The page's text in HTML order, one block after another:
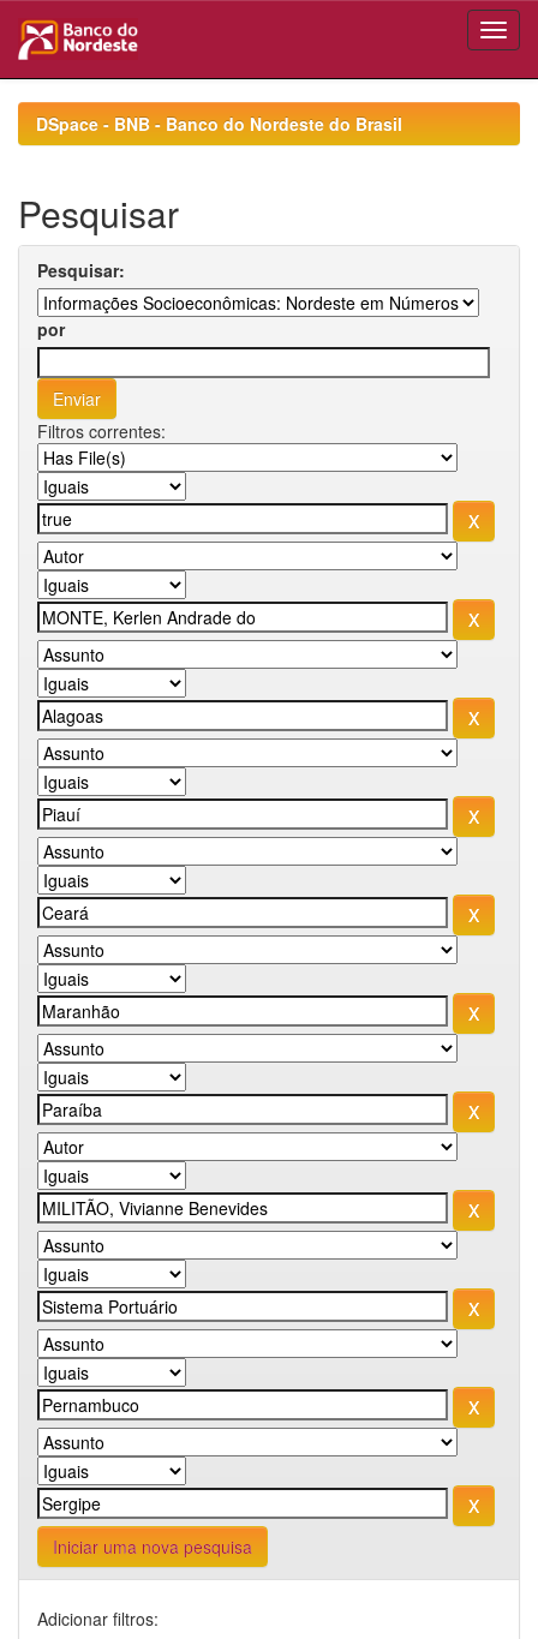
navigationDSpace - BNB - Banco do Nordeste do Brasil
Pesquisar
Pesquisar:
por
Filtros correntes:
Iniciar uma nova pesquisa
Adicionar filtros: